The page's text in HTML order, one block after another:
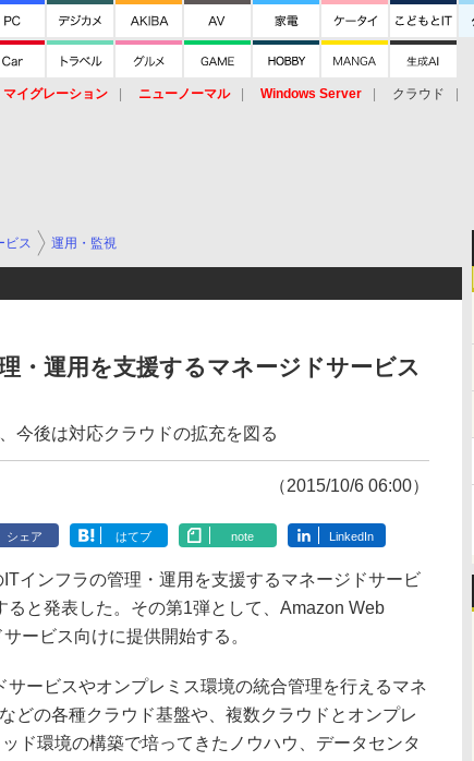
マイグレーション ニューノーマル Windows Server クラウド
ビス 運用・監視
・運用を支援するマネージドサービス
今後は対応クラウドの拡充を図る
（2015/10/6 06:00）
シェア はてブ note LinkedIn
インフラの管理・運用を支援するマネージドサービ
ると発表した。その第1弾として、Amazon Web
ービス向けに提供開始する。
ービスやオンプレミス環境の統合管理を行えるマネ
どの各種クラウド基盤や、複数クラウドとオンプレ
ド環境の構築で培ってきたノウハウ、データセンタ